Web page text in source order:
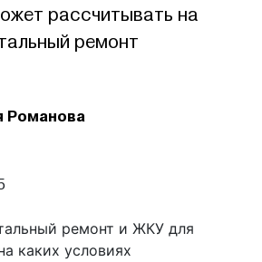
рассчитывать на
ремонт
Романова